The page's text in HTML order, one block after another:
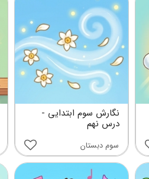
نگارش سوم ابتدایی -
درس نهم
سوم دبستان